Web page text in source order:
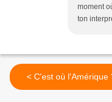
moment
ton
< C'est où l'Amérique